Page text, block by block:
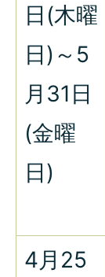
日(木曜
日)～5
月31日
(金曜
日)
4月25